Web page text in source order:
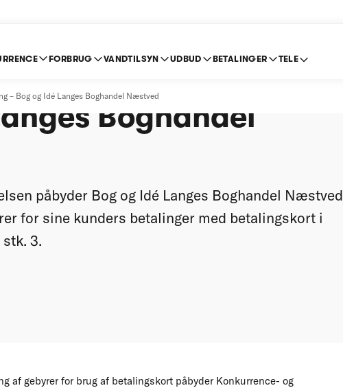
FORBRUG VANDTILSYN UDBUD BETALINGER TELE
– Bog og Idé Langes Boghandel Næstved
Boghandel
påbyder Bog og Idé Langes Boghandel Næstved
for sine kunders betalinger med betalingskort i
3.
af gebyrer for brug af betalingskort påbyder Konkurrence- og